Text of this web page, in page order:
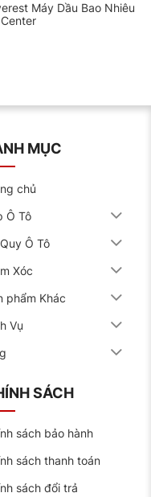
Máy Dầu Bao Nhiêu
MỤC
chủ
Ô Tô
Ô Tô
Xóc
phẩm Khác
Vụ
SÁCH
sách bảo hành
sách thanh toán
sách đổi trả